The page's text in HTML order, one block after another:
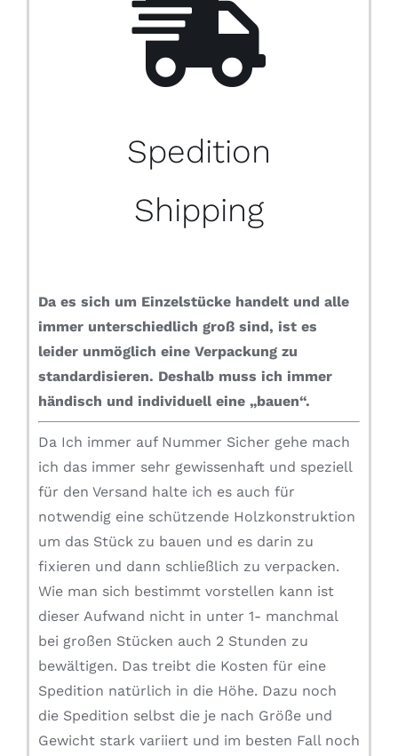
Spedition
Shipping
Da es sich um Einzelstücke handelt und alle
immer unterschiedlich groß sind, ist es
leider unmöglich eine Verpackung zu
standardisieren. Deshalb muss ich immer
händisch und individuell eine „bauen“.
Da Ich immer auf Nummer Sicher gehe mach
ich das immer sehr gewissenhaft und speziell
für den Versand halte ich es auch für
notwendig eine schützende Holzkonstruktion
um das Stück zu bauen und es darin zu
fixieren und dann schließlich zu verpacken.
Wie man sich bestimmt vorstellen kann ist
dieser Aufwand nicht in unter 1- manchmal
bei großen Stücken auch 2 Stunden zu
bewältigen. Das treibt die Kosten für eine
Spedition natürlich in die Höhe. Dazu noch
die Spedition selbst die je nach Größe und
Gewicht stark variiert und im besten Fall noch